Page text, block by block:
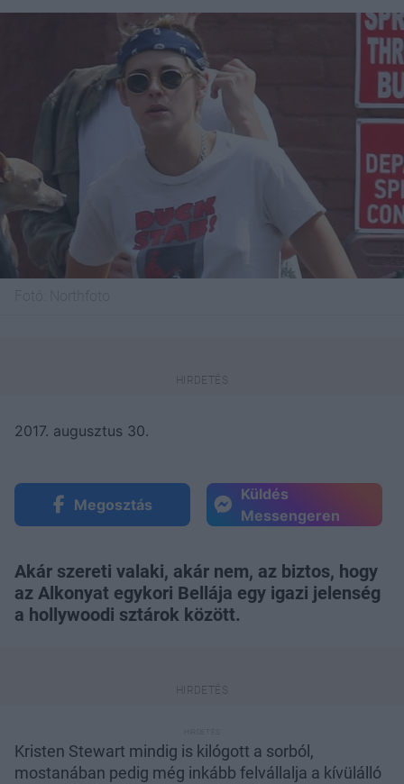
2017. augusztus 30.
Megosztás
Küldés
Messengeren
Akár szereti valaki, akár nem, az biztos, hogy
az Alkonyat egykori Bellája egy igazi jelenség
a hollywoodi sztárok között.
Kristen Stewart mindig is kilógott a sorból,
mostanában pedig még inkább felvállalja a kívülálló